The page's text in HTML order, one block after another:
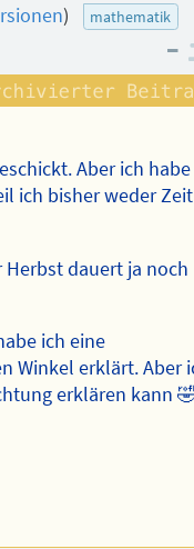
) mathematik
–
Aber ich habe
ich bisher weder Zeit
Herbst dauert ja noch
ich eine
Winkel erklärt. Aber
erklären kann